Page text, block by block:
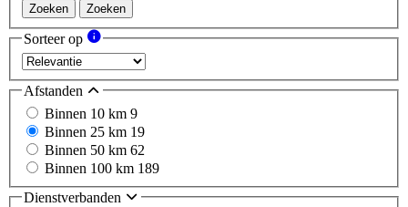
Zoeken Zoeken
Sorteer op
Afstanden
Binnen 10 km 9
Binnen 25 km 19
Binnen 50 km 62
Binnen 100 km 189
Dienstverbanden